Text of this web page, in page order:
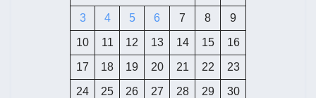
3 4 5 6 7 8 9
10 11 12 13 14 15 16
17 18 19 20 21 22 23
24 25 26 27 28 29 30